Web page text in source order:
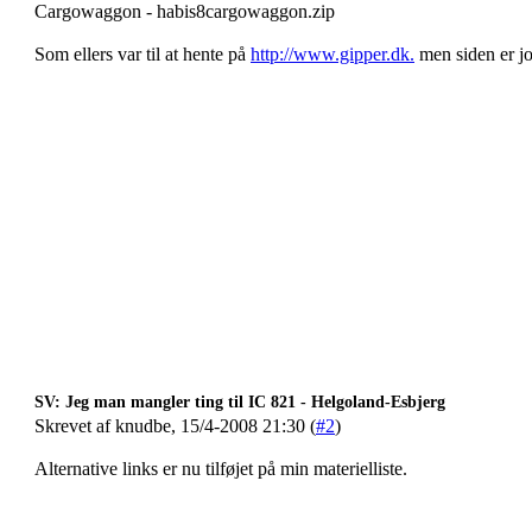
Cargowaggon - habis8cargowaggon.zip
Som ellers var til at hente på http://www.gipper.dk. men siden er
SV: Jeg man mangler ting til IC 821 - Helgoland-Esbjerg
Skrevet af knudbe, 15/4-2008 21:30 (#2)
Alternative links er nu tilføjet på min materielliste.